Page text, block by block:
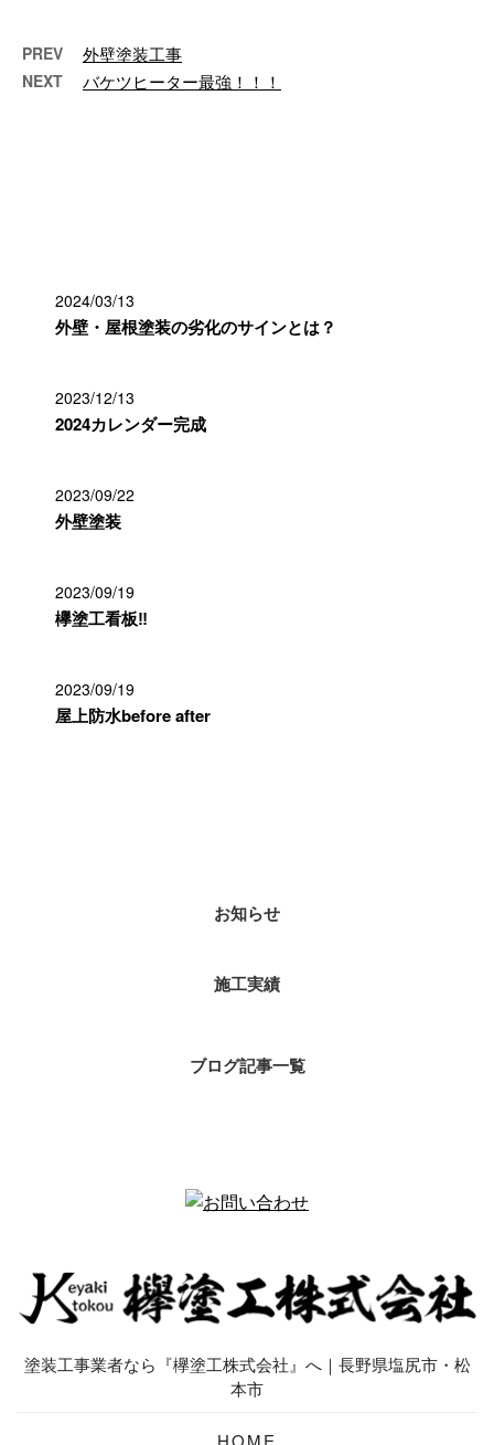
PREV 外壁塗装工事
NEXT バケツヒーター最強！！！
2024/03/13
外壁・屋根塗装の劣化のサインとは？
2023/12/13
2024カレンダー完成
2023/09/22
外壁塗装
2023/09/19
欅塗工看板‼️
2023/09/19
屋上防水before after
お知らせ
施工実績
ブログ記事一覧
塗装工事業者なら『欅塗工株式会社』へ｜長野県塩尻市・松
本市
HOME